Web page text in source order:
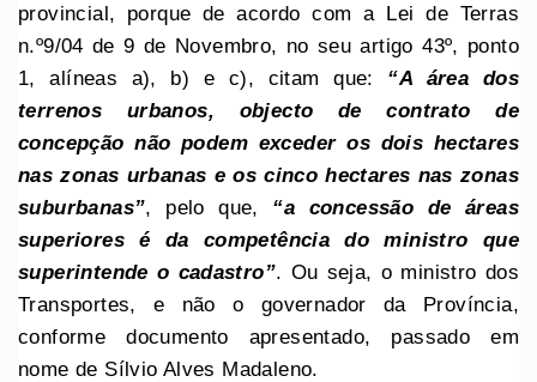
provincial, porque de acordo com a Lei de Terras
n.º9/04 de 9 de Novembro, no seu artigo 43º, ponto
1, alíneas a), b) e c), citam que: “A área dos
terrenos urbanos, objecto de contrato de
concepção não podem exceder os dois hectares
nas zonas urbanas e os cinco hectares nas zonas
suburbanas”, pelo que, “a concessão de áreas
superiores é da competência do ministro que
superintende o cadastro”. Ou seja, o ministro dos
Transportes, e não o governador da Província,
conforme documento apresentado, passado em
nome de Sílvio Alves Madaleno.